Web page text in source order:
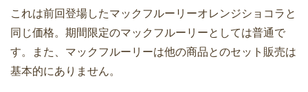
これは前回登場したマックフルーリーオレンジショコラと
同じ価格。期間限定のマックフルーリーとしては普通で
す。また、マックフルーリーは他の商品とのセット販売は
基本的にありません。